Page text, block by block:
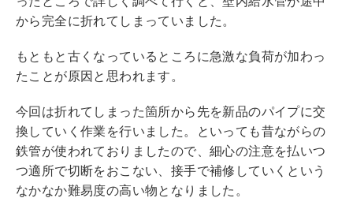
から完全に折れてしまっていました。
もともと古くなっているところに急激な負荷が加わっ
たことが原因と思われます。
今回は折れてしまった箇所から先を新品のパイプに交
換していく作業を行いました。といっても昔ながらの
鉄管が使われておりましたので、細心の注意を払いつ
つ適所で切断をおこない、接手で補修していくという
なかなか難易度の高い物となりました。